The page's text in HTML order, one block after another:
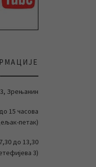
Зрењанин
15 часова
петак)
до 13,30
3)